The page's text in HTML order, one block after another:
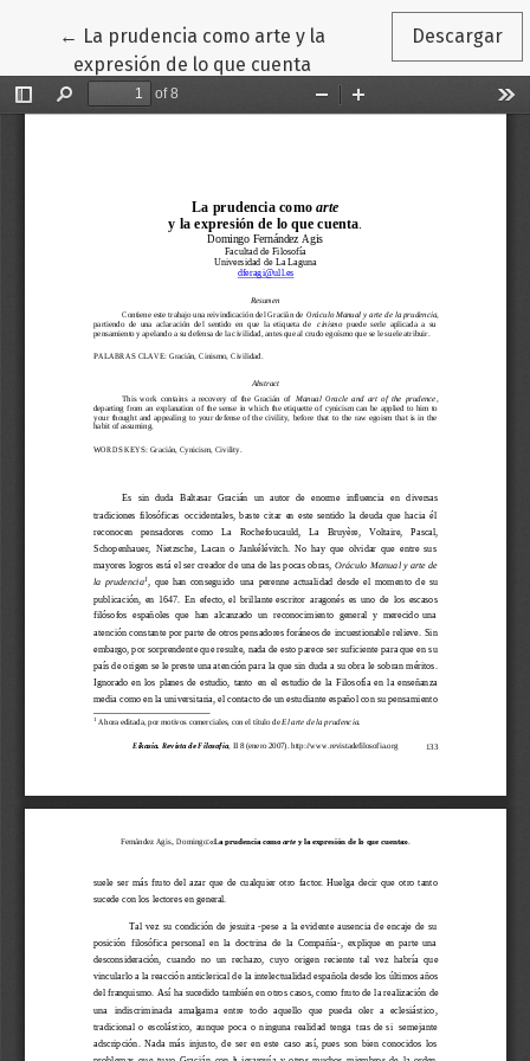
← Volver a los detalles del artículo
La prudencia como arte y la
expresión de lo que cuenta
Descargar